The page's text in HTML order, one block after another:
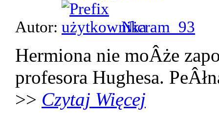
Autor: Nicram_93
Hermiona nie moÂże
profesora Hughesa.
>> Czytaj Więcej